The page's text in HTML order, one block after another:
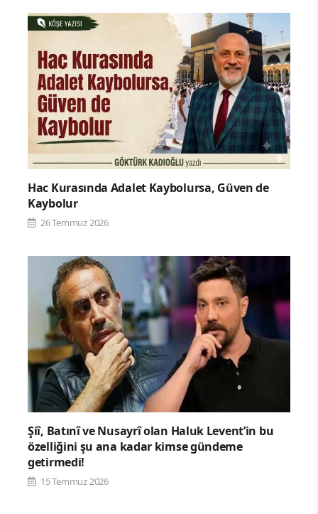
Hac Kurasında Adalet Kaybolursa, Güven de
Kaybolur
26 Temmuz 2026
Şiî, Batınî ve Nusayrî olan Haluk Levent’in bu
özelliğini şu ana kadar kimse gündeme
getirmedi!
15 Temmuz 2026